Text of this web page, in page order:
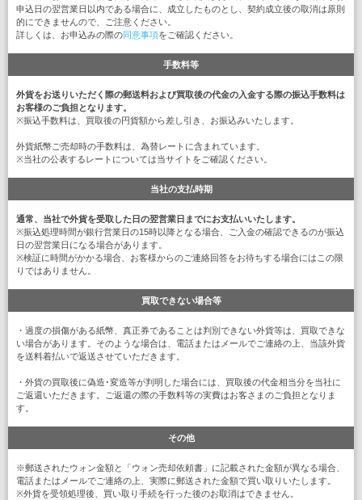
申込日の翌営業日以内である場合に、成立したものとし、契約成立後の取消は原則
的にできませんので、ご注意ください。
詳しくは、お申込みの際の同意事項をご確認ください。
手数料等
外貨をお送りいただく際の郵送料および買取後の代金の入金する際の振込手数料は
お客様のご負担となります。
※振込手数料は、買取後の円貨額から差し引き、お振込みいたします。
外貨紙幣ご売却時の手数料は、為替レートに含まれています。
※当社の公表するレートについては当サイトをご確認ください。
当社の支払時期
通常、当社で外貨を受取した日の翌営業日までにお支払いいたします。
※振込処理時間が銀行営業日の15時以降となる場合、ご入金の確認できるのが振込
日の翌営業日になる場合があります。
※検証に時間がかかる場合、お客様からのご連絡回答をお待ちする場合にはこの限
りではありません。
買取できない場合等
・過度の損傷がある紙幣、真正券であることは判別できない外貨等は、買取できな
い場合があります。そのような場合は、電話またはメールでご連絡の上、当該外貨
を送料着払いで返送させていただきます。
・外貨の買取後に偽造･変造等が判明した場合には、買取後の代金相当分を当社に
ご返還いただきます。ご返還の際の手数料等の実費はお客さまのご負担となりま
す。
その他
※郵送されたウォン金額と「ウォン売却依頼書」に記載された金額が異なる場合、
電話またはメールでご連絡の上、実際に郵送された金額で買い取りいたします。
※外貨を受領処理後、買い取り手続を行った後のお取消はできません。